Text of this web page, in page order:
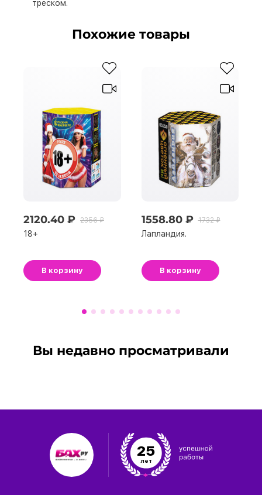
треском.
Похожие товары
2120.40 ₽ 2356 ₽
18+
В корзину
1558.80 ₽ 1732 ₽
Лапландия.
В корзину
Вы недавно просматривали
25
лет